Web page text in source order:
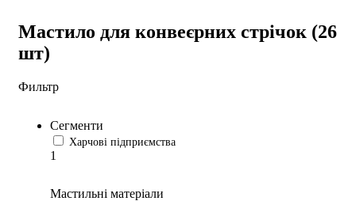
Мастило для конвеєрних стрічок (26
шт)
Фильтр
Сегменти
Харчові підприємства
1
Мастильні матеріали